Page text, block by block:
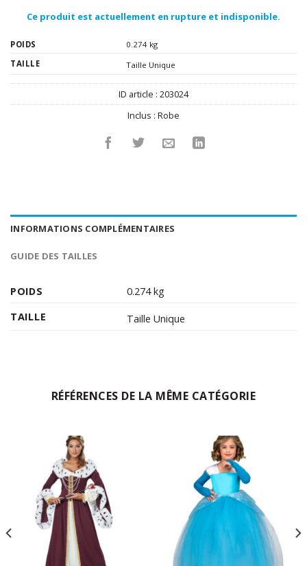
Ce produit est actuellement en rupture et indisponible.
POIDS
0.274 kg
TAILLE
Taille Unique
ID article : 203024
Inclus : Robe
INFORMATIONS COMPLÉMENTAIRES
GUIDE DES TAILLES
POIDS
0.274 kg
TAILLE
Taille Unique
RÉFÉRENCES DE LA MÊME CATÉGORIE